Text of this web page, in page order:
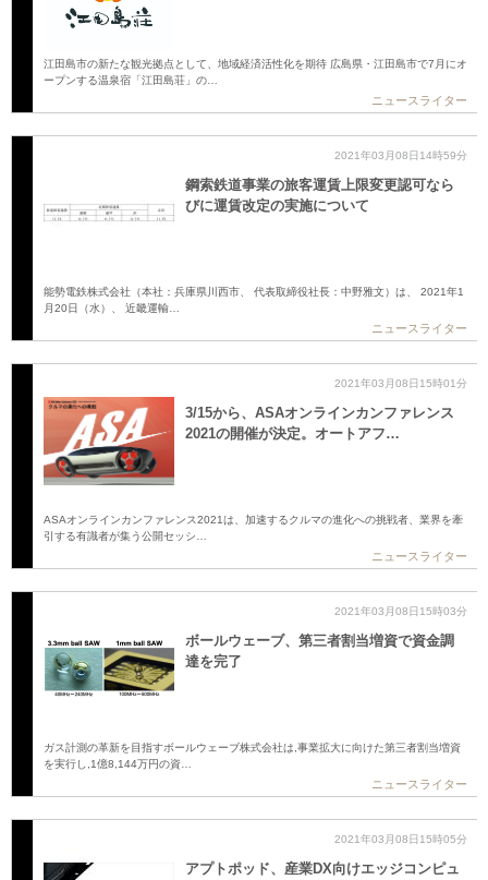
江田島市の新たな観光拠点として、地域経済活性化を期待 広島県・江田島市で7月にオ
ープンする温泉宿「江田島荘」の…
ニュースライター
2021年03月08日14時59分
鋼索鉄道事業の旅客運賃上限変更認可なら
びに運賃改定の実施について
能勢電鉄株式会社（本社：兵庫県川西市、 代表取締役社長：中野雅文）は、 2021年1
月20日（水）、 近畿運輸…
ニュースライター
2021年03月08日15時01分
3/15から、ASAオンラインカンファレンス
2021の開催が決定。オートアフ…
ASAオンラインカンファレンス2021は、加速するクルマの進化への挑戦者、業界を牽
引する有識者が集う公開セッシ…
ニュースライター
2021年03月08日15時03分
ボールウェーブ、第三者割当増資で資金調
達を完了
ガス計測の革新を目指すボールウェーブ株式会社は,事業拡大に向けた第三者割当増資
を実行し,1億8,144万円の資…
ニュースライター
2021年03月08日15時05分
アプトポッド、産業DX向けエッジコンピュ